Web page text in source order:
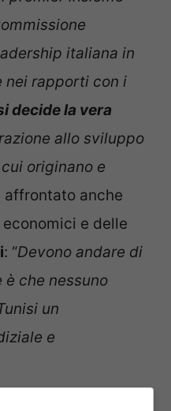
italiana in
nei rapporti con i
decide la vera
allo sviluppo
originano e
affrontato anche
e delle
: “Devono andare di
che nessuno
un
e